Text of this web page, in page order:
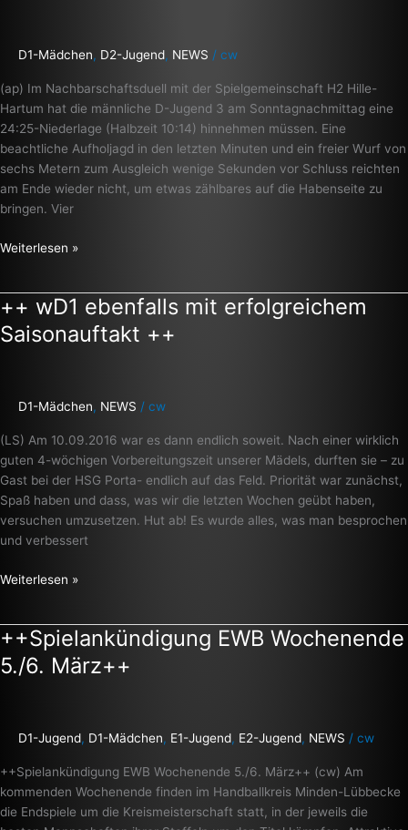
D1-Mädchen, D2-Jugend, NEWS / cw
(ap) Im Nachbarschaftsduell mit der Spielgemeinschaft H2 Hille-
Hartum hat die männliche D-Jugend 3 am Sonntagnachmittag eine
24:25-Niederlage (Halbzeit 10:14) hinnehmen müssen. Eine
beachtliche Aufholjagd in den letzten Minuten und ein freier Wurf von
sechs Metern zum Ausgleich wenige Sekunden vor Schluss reichten
am Ende wieder nicht, um etwas zählbares auf die Habenseite zu
bringen. Vier
Kurve
++
Weiterlesen »
++ wD1 ebenfalls mit erfolgreichem
Saisonauftakt ++
D1-Mädchen, NEWS / cw
(LS) Am 10.09.2016 war es dann endlich soweit. Nach einer wirklich
guten 4-wöchigen Vorbereitungszeit unserer Mädels, durften sie – zu
Gast bei der HSG Porta- endlich auf das Feld. Priorität war zunächst,
Spaß haben und dass, was wir die letzten Wochen geübt haben,
versuchen umzusetzen. Hut ab! Es wurde alles, was man besprochen
und verbessert
++
wD1
ebenfalls
Saisonauftakt
Weiterlesen »
++Spielankündigung EWB Wochenende
5./6. März++
D1-Jugend, D1-Mädchen, E1-Jugend, E2-Jugend, NEWS / cw
++Spielankündigung EWB Wochenende 5./6. März++ (cw) Am
kommenden Wochenende finden im Handballkreis Minden-Lübbecke
die Endspiele um die Kreismeisterschaft statt, in der jeweils die
++Spielankündigung
EWB
Wochenende